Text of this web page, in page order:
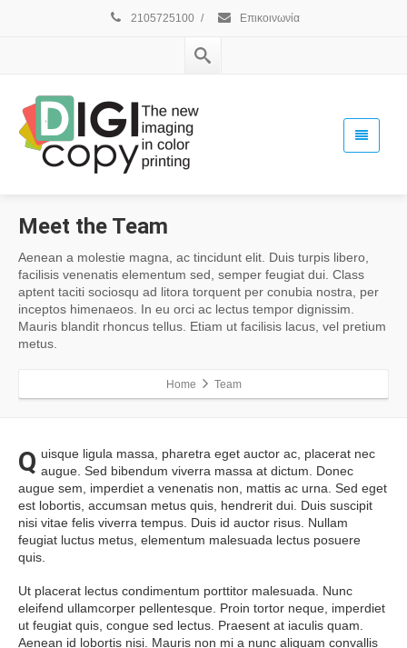
2105725100 / Επικοινωνία
Meet the Team
Aenean a molestie magna, ac tincidunt elit. Duis turpis libero,
facilisis venenatis elementum sed, semper feugiat dui. Class
aptent taciti sociosqu ad litora torquent per conubia nostra, per
inceptos himenaeos. In eu orci ac lectus tempor dignissim.
Mauris blandit rhoncus tellus. Etiam ut facilisis lacus, vel pretium
metus.
Home Team
Q uisque ligula massa, pharetra eget auctor ac, placerat nec
augue. Sed bibendum viverra massa at dictum. Donec
augue sem, imperdiet a venenatis non, mattis ac urna. Sed eget
est lobortis, accumsan metus quis, hendrerit dui. Duis suscipit
nisi vitae felis viverra tempus. Duis id auctor risus. Nullam
feugiat luctus metus, elementum malesuada lectus posuere
quis.
Ut placerat lectus condimentum porttitor malesuada. Nunc
eleifend ullamcorper pellentesque. Proin tortor neque, imperdiet
ut feugiat quis, congue sed lectus. Praesent at iaculis quam.
Aenean id lobortis nisi. Mauris non mi a nunc aliquam convallis